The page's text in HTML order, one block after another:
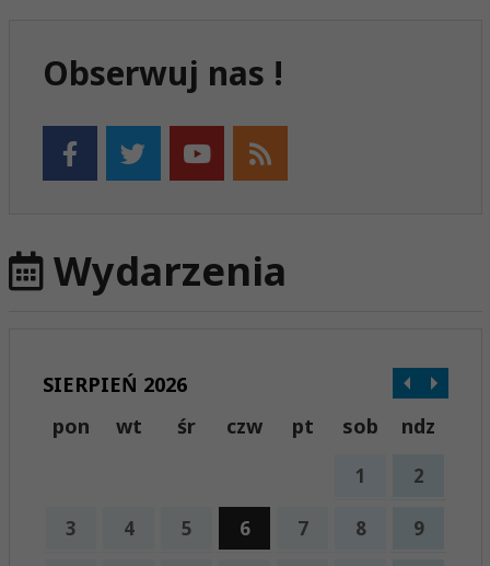
Obserwuj nas !
Wydarzenia
SIERPIEŃ 2026
pon
wt śr czw pt sob ndz
1 2
3 4 5 6 7 8 9